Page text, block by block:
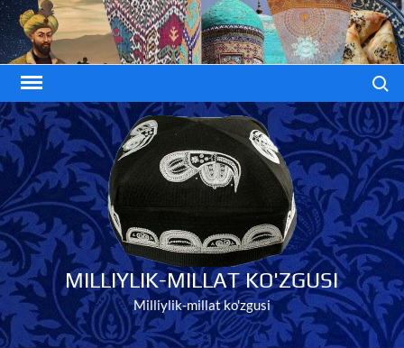
Skip
to
content
MILLIYLIK-MILLAT KO'ZGUSI
Milliylik-millat ko'zgusi